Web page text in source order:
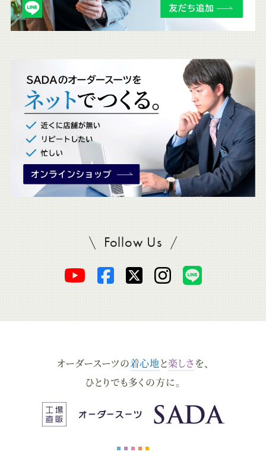
チ
ェ
Follow UsSADAをフォロー
オ
ー
ス
オ
ー
ス
ー
オ
ー
ス
ー
オ
ー
ス
ス
オーダースーツの着心地と楽しさ を、
ひとりでも多くの方に。